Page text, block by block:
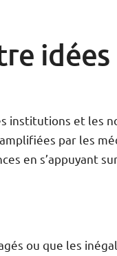
idées
institutions et les
par les
en s’appuyant
ou que les